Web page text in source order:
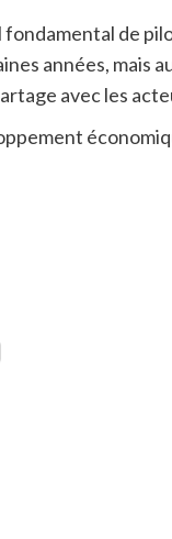
de
années, mais
avec les